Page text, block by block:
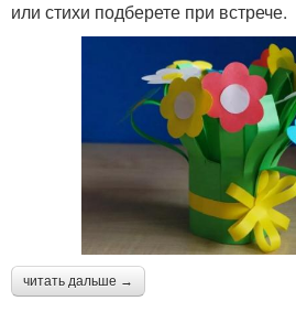
или стихи подберете при встрече.
читать дальше →